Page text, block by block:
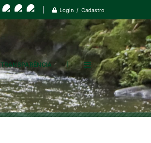
Login / Cadastro
TRANSPARÊNCIA